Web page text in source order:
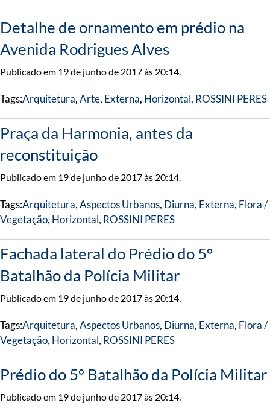
Detalhe de ornamento em prédio na
Avenida Rodrigues Alves
Publicado em 19 de junho de 2017 às 20:14.
Tags:Arquitetura,Arte, Externa, Horizontal, ROSSINI PERES
Praça da Harmonia, antes da
reconstituição
Publicado em 19 de junho de 2017 às 20:14.
Tags:Arquitetura,Aspectos Urbanos, Diurna, Externa, Flora /
Vegetação, Horizontal, ROSSINI PERES
Fachada lateral do Prédio do 5º
Batalhão da Polícia Militar
Publicado em 19 de junho de 2017 às 20:14.
Tags:Arquitetura,Aspectos Urbanos, Diurna, Externa, Flora /
Vegetação, Horizontal, ROSSINI PERES
Prédio do 5º Batalhão da Polícia Militar
Publicado em 19 de junho de 2017 às 20:14.